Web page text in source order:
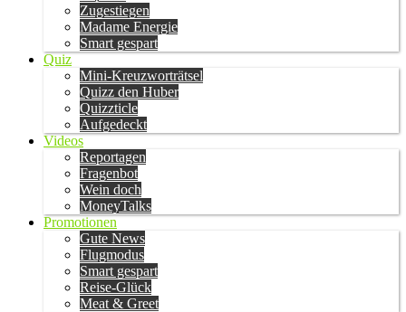
Zugestiegen
Madame Energie
Smart gespart
Quiz
Mini-Kreuzworträtsel
Quizz den Huber
Quizzticle
Aufgedeckt
Videos
Reportagen
Fragenbot
Wein doch
MoneyTalks
Promotionen
Gute News
Flugmodus
Smart gespart
Reise-Glück
Meat & Greet